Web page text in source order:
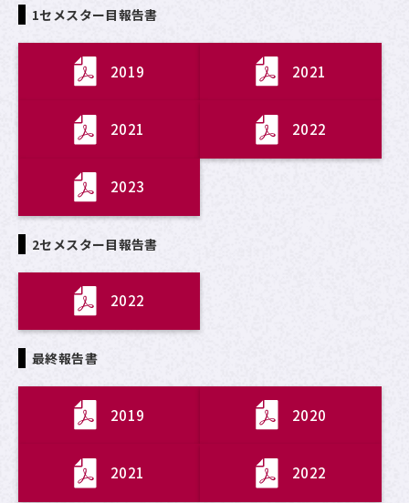
1セメスター目報告書
2019 2021
2021 2022
2023
2セメスター目報告書
2022
最終報告書
2019 2020
2021 2022